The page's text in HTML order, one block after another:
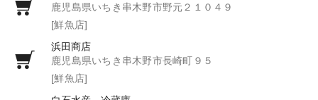
鹿児島県いちき串木野市野元２１０４９
[鮮魚店]
浜田商店
鹿児島県いちき串木野市長崎町９５
[鮮魚店]